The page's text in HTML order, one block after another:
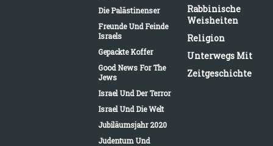
Die Palästinenser
Freunde Und Feinde
Israels
Gepackte Koffer
Good News For The
Jews
Israel Und Der Terror
Israel Und Die Welt
Jubiläumsjahr 2020
Judentum Und
Rabbinische
Weisheiten
Religion
Unterwegs Mit
Zeitgeschichte